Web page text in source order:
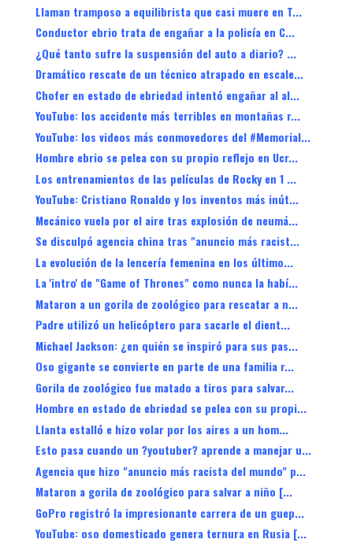
Llaman tramposo a equilibrista que casi muere en T...
Conductor ebrio trata de engañar a la policía en C...
¿Qué tanto sufre la suspensión del auto a diario? ...
Dramático rescate de un técnico atrapado en escale...
Chofer en estado de ebriedad intentó engañar al al...
YouTube: los accidente más terribles en montañas r...
YouTube: los videos más conmovedores del #Memorial...
Hombre ebrio se pelea con su propio reflejo en Ucr...
Los entrenamientos de las películas de Rocky en 1 ...
YouTube: Cristiano Ronaldo y los inventos más inút...
Mecánico vuela por el aire tras explosión de neumá...
Se disculpó agencia china tras "anuncio más racist...
La evolución de la lencería femenina en los último...
La 'intro' de "Game of Thrones" como nunca la habí...
Mataron a un gorila de zoológico para rescatar a n...
Padre utilizó un helicóptero para sacarle el dient...
Michael Jackson: ¿en quién se inspiró para sus pas...
Oso gigante se convierte en parte de una familia r...
Gorila de zoológico fue matado a tiros para salvar...
Hombre en estado de ebriedad se pelea con su propi...
Llanta estalló e hizo volar por los aires a un hom...
Esto pasa cuando un ?youtuber? aprende a manejar u...
Agencia que hizo "anuncio más racista del mundo" p...
Mataron a gorila de zoológico para salvar a niño [...
GoPro registró la impresionante carrera de un guep...
YouTube: oso domesticado genera ternura en Rusia [...